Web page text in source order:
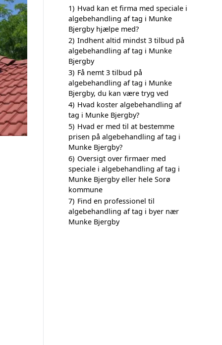
1) Hvad kan et firma med speciale i
algebehandling af tag i Munke
Bjergby hjælpe med?
2) Indhent altid mindst 3 tilbud på
algebehandling af tag i Munke
Bjergby
3) Få nemt 3 tilbud på
algebehandling af tag i Munke
Bjergby, du kan være tryg ved
4) Hvad koster algebehandling af
tag i Munke Bjergby?
5) Hvad er med til at bestemme
prisen på algebehandling af tag i
Munke Bjergby?
6) Oversigt over firmaer med
speciale i algebehandling af tag i
Munke Bjergby eller hele Sorø
kommune
7) Find en professionel til
algebehandling af tag i byer nær
Munke Bjergby